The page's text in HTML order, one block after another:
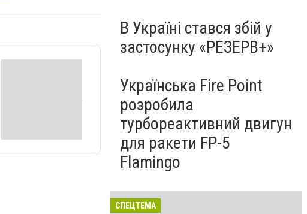
В Україні стався збій у
застосунку «РЕЗЕРВ+»
Українська Fire Point
розробила
турбореактивний двигун
для ракети FP-5
Flamingo
СПЕЦТЕМА